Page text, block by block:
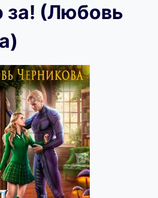
за! (Любовь